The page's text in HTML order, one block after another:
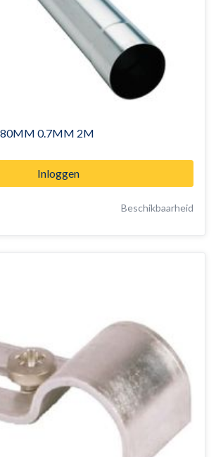
ZINK BUIS DN 80MM 0.7MM 2M
Inloggen
Beschikbaarheid